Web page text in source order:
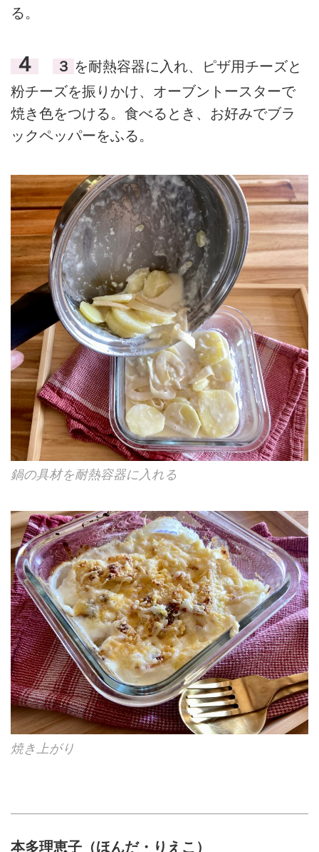
る。
４ ３ を耐熱容器に入れ、ピザ用チーズと
粉チーズを振りかけ、オーブントースターで
焼き色をつける。食べるとき、お好みでブラ
ックペッパーをふる。
鍋の具材を耐熱容器に入れる
焼き上がり
本多理恵子（ほんだ・りえこ）